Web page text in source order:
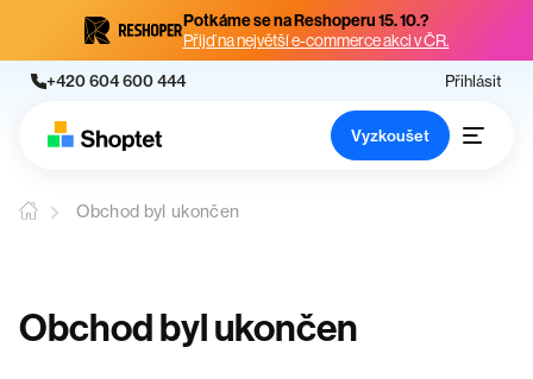
Potkáme se na Reshoperu 15. 10.?
Přijď na největší e-commerce akci v ČR.
+420 604 600 444 Přihlásit
Vyzkoušet
Obchod byl ukončen
Obchod byl ukončen